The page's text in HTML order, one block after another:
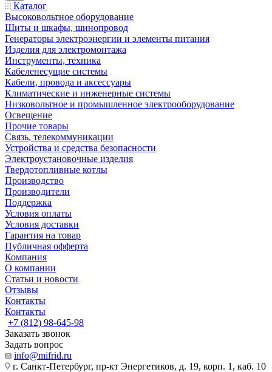
Каталог
Высоковольтное оборудование
Щиты и шкафы, шинопровод
Генераторы электроэнергии и элементы питания
Изделия для электромонтажа
Инструменты, техника
Кабеленесущие системы
Кабели, провода и аксессуары
Климатические и инженерные системы
Низковольтное и промышленное электрооборудование
Освещение
Прочие товары
Связь, телекоммуникации
Устройства и средства безопасности
Электроустановочные изделия
Твердотопливные котлы
Производство
Производители
Поддержка
Условия оплаты
Условия доставки
Гарантия на товар
Публичная офферта
Компания
О компании
Статьи и новости
Отзывы
Контакты
Контакты
+7 (812) 98-645-98
Заказать звонок
Задать вопрос
info@mifrid.ru
г. Санкт-Петербург, пр-кт Энергетиков, д. 19, корп. 1, каб. 10